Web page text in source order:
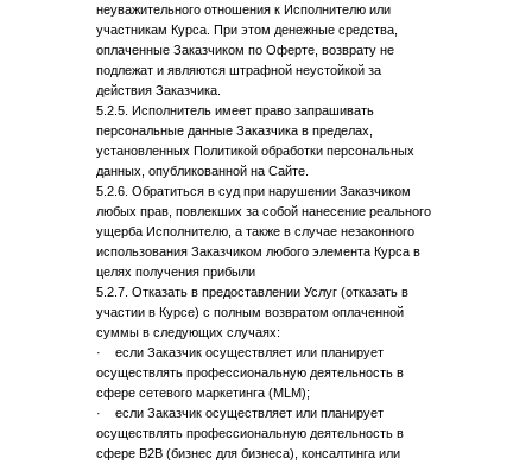
неуважительного отношения к Исполнителю или
участникам Курса. При этом денежные средства,
оплаченные Заказчиком по Оферте, возврату не
подлежат и являются штрафной неустойкой за
действия Заказчика.
5.2.5. Исполнитель имеет право запрашивать
персональные данные Заказчика в пределах,
установленных Политикой обработки персональных
данных, опубликованной на Сайте.
5.2.6. Обратиться в суд при нарушении Заказчиком
любых прав, повлекших за собой нанесение реального
ущерба Исполнителю, а также в случае незаконного
использования Заказчиком любого элемента Курса в
целях получения прибыли
5.2.7. Отказать в предоставлении Услуг (отказать в
участии в Курсе) с полным возвратом оплаченной
суммы в следующих случаях:
· если Заказчик осуществляет или планирует
осуществлять профессиональную деятельность в
сфере сетевого маркетинга (MLM);
· если Заказчик осуществляет или планирует
осуществлять профессиональную деятельность в
сфере B2B (бизнес для бизнеса), консалтинга или